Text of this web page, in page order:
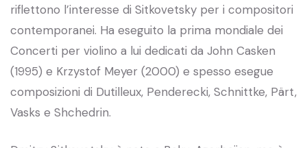
riflettono l’interesse di Sitkovetsky per i compositori
contemporanei. Ha eseguito la prima mondiale dei
Concerti per violino a lui dedicati da John Casken
(1995) e Krzystof Meyer (2000) e spesso esegue
composizioni di Dutilleux, Penderecki, Schnittke, Pärt,
Vasks e Shchedrin.